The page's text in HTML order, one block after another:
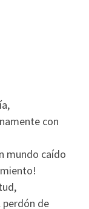
con
mundo caído
de